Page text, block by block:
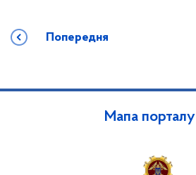
Попередня
Мапа порталу